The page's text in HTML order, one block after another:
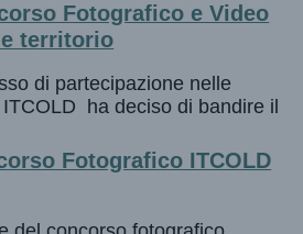
Fotografico e Video
e territorio
di partecipazione nelle
ha deciso di bandire il
Fotografico ITCOLD